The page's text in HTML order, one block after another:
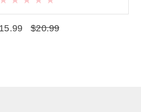
$20.99
15.99